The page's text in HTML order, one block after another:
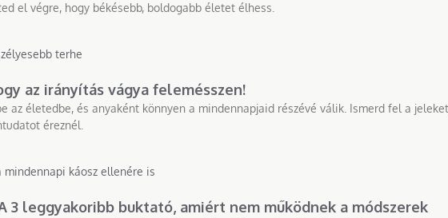
el végre, hogy békésebb, boldogabb életet élhess.
az irányítás vágya felemésszen!
az életedbe, és anyaként könnyen a mindennapjaid részévé válik. Ismerd fel a
éreznél.
3 leggyakoribb buktató, amiért nem működnek a módszerek